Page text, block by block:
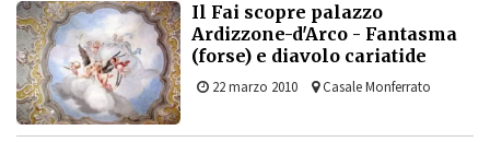
Il Fai scopre palazzo
Ardizzone-d'Arco - Fantasma
(forse) e diavolo cariatide
22 marzo 2010 Casale Monferrato